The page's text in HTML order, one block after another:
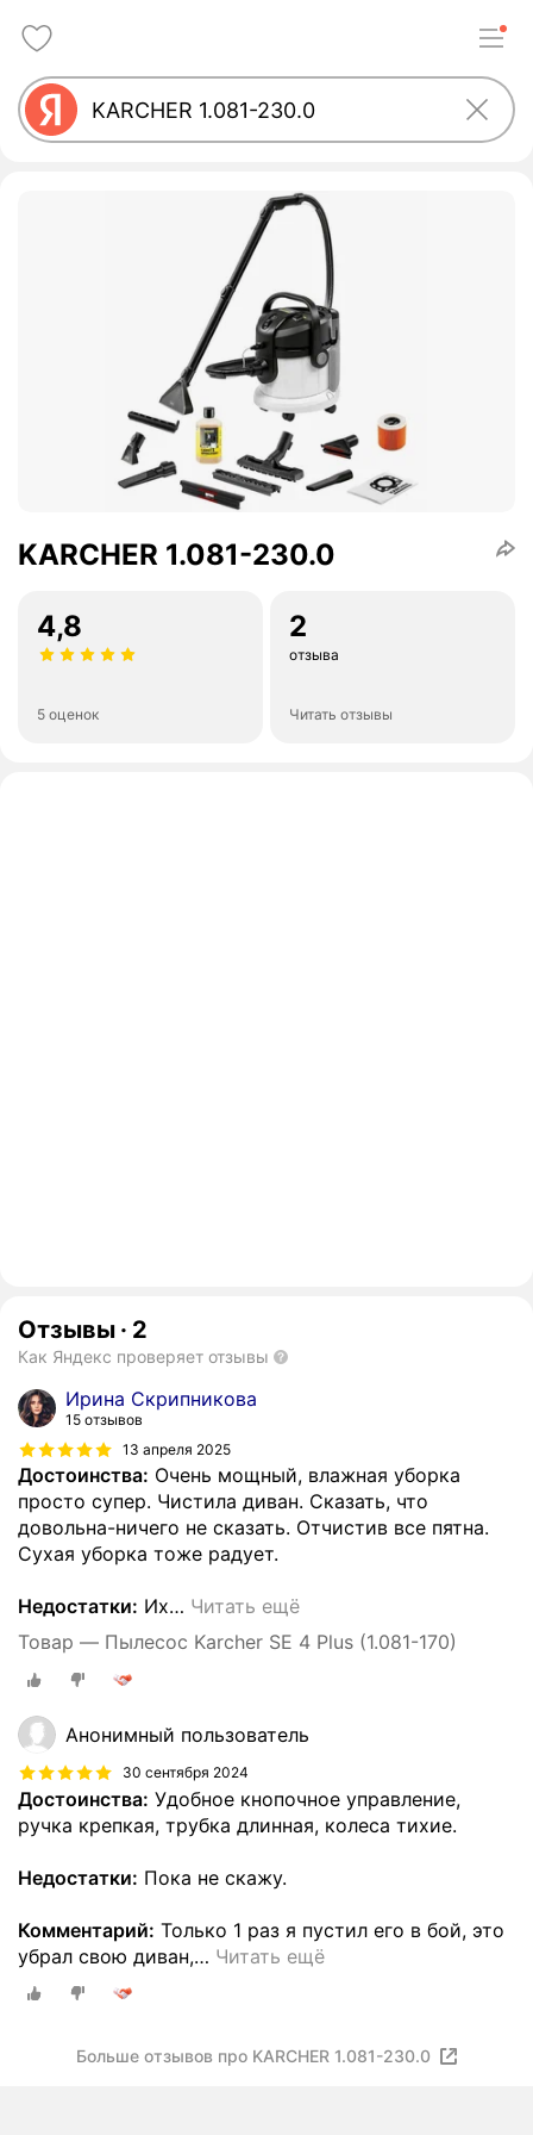
KARCHER 1.081-230.0
4,8
5 оценок
2
отзыва
Читать отзывы
Отзывы · 2
Как Яндекс проверяет отзывы
Ирина Скрипникова
15 отзывов
13 апреля 2025
Достоинства: Очень мощный, влажная уборка
просто супер. Чистила диван. Сказать, что
довольна-ничего не сказать. Отчистив все пятна.
Сухая уборка тоже радует.
Недостатки: Их… Читать ещё
Товар — Пылесос Karcher SE 4 Plus (1.081-170)
Анонимный пользователь
30 сентября 2024
Достоинства: Удобное кнопочное управление,
ручка крепкая, трубка длинная, колеса тихие.
Недостатки: Пока не скажу.
Комментарий: Только 1 раз я пустил его в бой, это
убрал свою диван,… Читать ещё
Больше отзывов про KARCHER 1.081-230.0